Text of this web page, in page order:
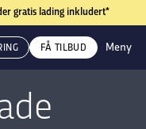
gratis lading inkludert*
FÅ TILBUD Meny